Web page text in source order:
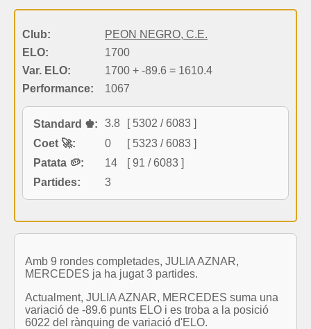
Club:
PEON NEGRO, C.E.
ELO:
1700
Var. ELO:
1700 + -89.6 = 1610.4
Performance:
1067
Standard ♚: 3.8
[ 5302 / 6083 ]
Coet 🚀:
0
[ 5323 / 6083 ]
Patata 🥔:
14
[ 91 / 6083 ]
Partides:
3
Amb 9 rondes completades, JULIA AZNAR,
MERCEDES ja ha jugat 3 partides.
Actualment, JULIA AZNAR, MERCEDES suma una
variació de -89.6 punts ELO i es troba a la posició
6022 del rànquing de variació d'ELO.